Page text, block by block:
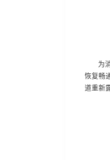
为
恢复畅
道重新